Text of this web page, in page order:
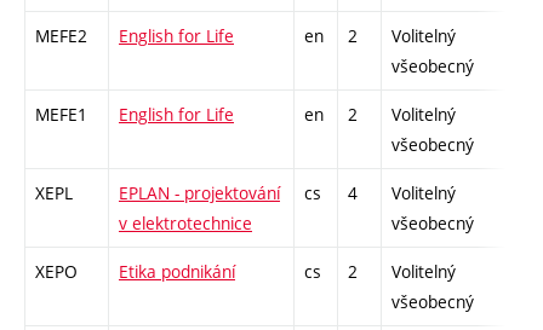
MEFE2 English for Life en 2
Volitelný
všeobecný
MEFE1 English for Life en 2
Volitelný
všeobecný
XEPL
EPLAN - projektování
v elektrotechnice
cs 4
Volitelný
všeobecný
XEPO Etika podnikání cs 2
Volitelný
všeobecný